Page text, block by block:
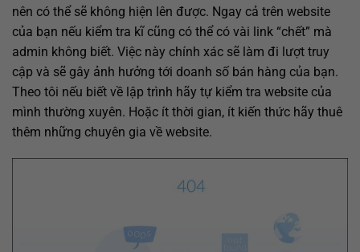
nên có thể sẽ không hiện lên được. Ngay cả trên website
của bạn nếu kiểm tra kĩ cũng có thể có vài link “chết” mà
admin không biết. Việc này chính xác sẽ làm đi lượt truy
cập và sẽ gây ảnh hưởng tới doanh số bán hàng của bạn.
Theo tôi nếu biết về lập trình hãy tự kiểm tra website của
mình thường xuyên. Hoặc ít thời gian, ít kiến thức hãy thuê
thêm những chuyên gia về website.